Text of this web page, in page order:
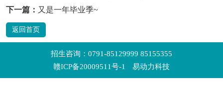
下一篇： 又是一年毕业季~
返回首页
招生咨询：0791-85129999 85155355
赣ICP备20009511号-1
易动力科技